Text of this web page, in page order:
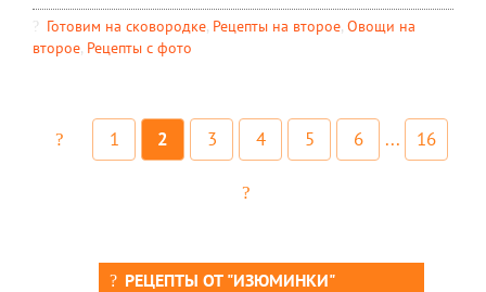
Готовим на сковородке, Рецепты на второе, Овощи на
второе, Рецепты c фото
1 2 3 4 5 6 ... 16
РЕЦЕПТЫ ОТ "ИЗЮМИНКИ"